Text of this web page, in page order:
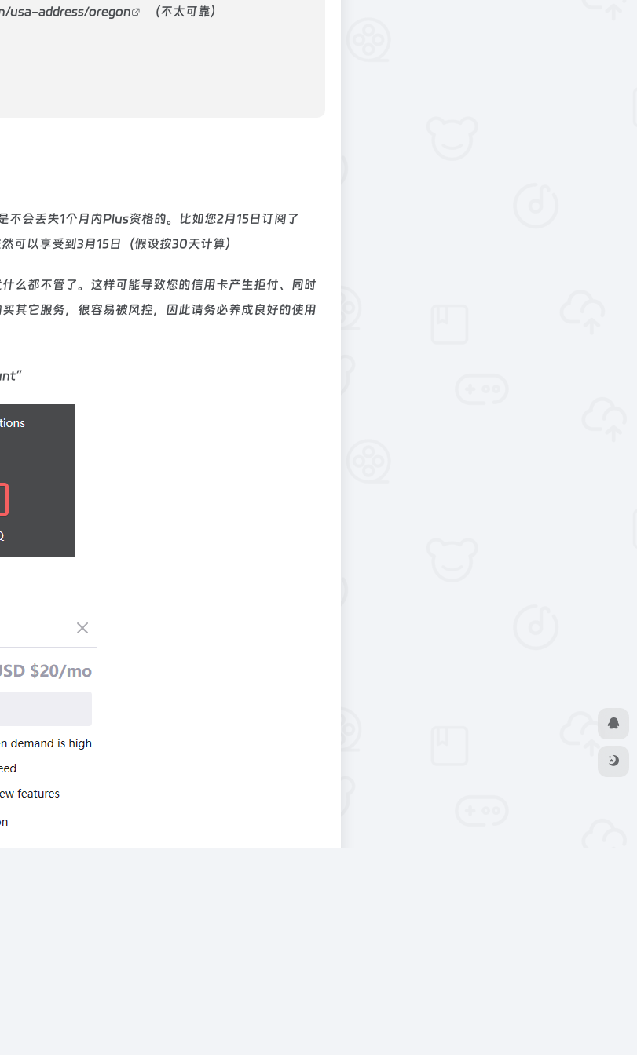
usa-address/oregon （不太可靠）
会丢失1个月内Plus资格的。比如您2月15日订阅了
以享受到3月15日（假设按30天计算）
么都不管了。这样可能导致您的信用卡产生拒付、同时
其它服务，很容易被风控，因此请务必养成良好的使用